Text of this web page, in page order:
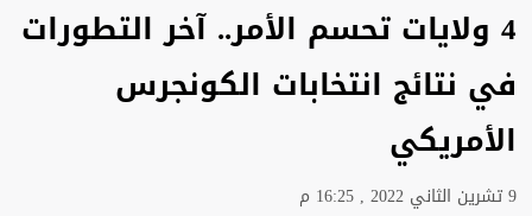
4 ولايات تحسم الأمر.. آخر التطورات
في نتائج انتخابات الكونجرس
الأمريكي
9 تشرين الثاني 2022 , 16:25 م